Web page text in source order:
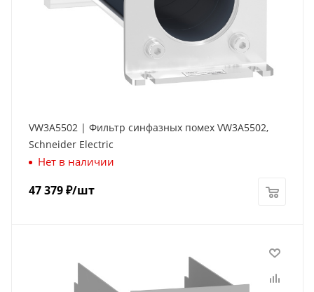
VW3A5502 | Фильтр синфазных помех VW3A5502,
Schneider Electric
Нет в наличии
47 379₽/шт